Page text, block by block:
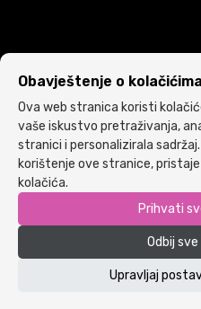
Politika kolačića•Uslovi i pravila
Obavještenje o kolačićima
Ova web stranica koristi
vaše iskustvo pretraživanja,
stranici i personalizirala
korištenje ove stranice,
kolačića.
Prihvati
Odbij sve
Upravljaj